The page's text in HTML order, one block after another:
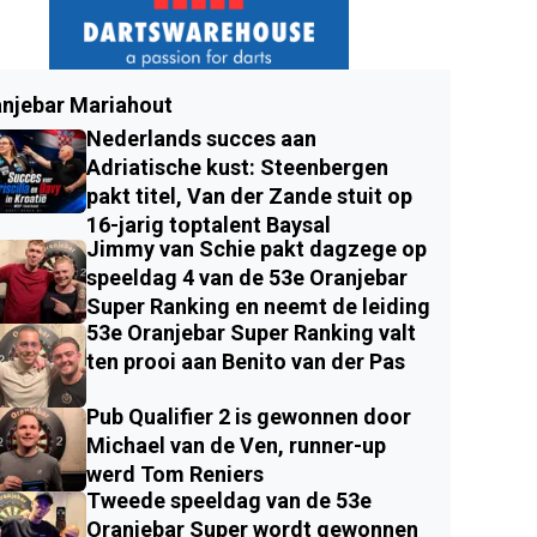
Mariahout
Nederlands succes aan
Adriatische kust: Steenbergen
pakt titel, Van der Zande stuit op
16-jarig toptalent Baysal
Jimmy van Schie pakt dagzege op
speeldag 4 van de 53e Oranjebar
Super Ranking en neemt de leiding
53e Oranjebar Super Ranking valt
ten prooi aan Benito van der Pas
Pub Qualifier 2 is gewonnen door
Michael van de Ven, runner-up
werd Tom Reniers
Tweede speeldag van de 53e
Oranjebar Super wordt gewonnen